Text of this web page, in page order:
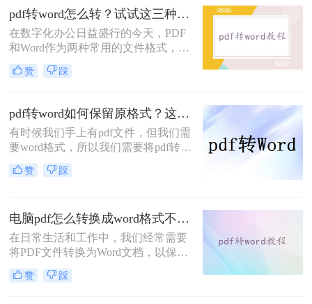
文档格式混乱。为了解决pdf转word怎
么保留格式不变问题，本文将介绍三
种实用的方法，帮助你在将PDF转换
为Word时保留格式不变。
pdf转word怎么转？试试这三种简单实用方法！
在数字化办公日益盛行的今天，PDF
和Word作为两种常用的文件格式，各
自拥有其独特的优势。PDF文件因其
跨平台兼容性和不可轻易编辑的特
Word文件则以其强大的编辑功能和丰
富的格式设置，成为办公文档的首
选。然而，在实际应用中，我们常常
需要将PDF文件转换为Word文档，以
便进行进一步的编辑和修改。那么pdf
转word怎么转呢？本文将为您详细介
赞 踩
pdf转word如何保留原格式？这三个实用方法一定能帮到你！
有时候我们手上有pdf文件，但我们需
要word格式，所以我们需要将pdf转
word如何保留原格式，那么你知道怎
么将pdf转word吗？小编今天给大家整
握，快快收藏起来吧。
赞 踩
电脑pdf怎么转换成word格式不变？分享4种方法轻松实现！
在日常生活和工作中，我们经常需要
将PDF文件转换为Word文档，以保留
原始格式并方便编辑。然而，很多转
换工具在转换过程中往往无法完全保
赞 踩